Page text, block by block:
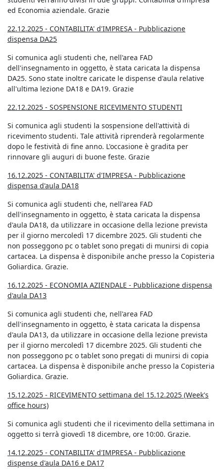
ed Economia aziendale. Grazie
22.12.2025 - CONTABILITA' d'IMPRESA - Pubblicazione
dispensa DA25
Si comunica agli studenti che, nell'area FAD
dell'insegnamento in oggetto, è stata caricata la dispensa
DA25. Sono state inoltre caricate le dispense d'aula relative
all'ultima lezione DA18 e DA19. Grazie
22.12.2025 - SOSPENSIONE RICEVIMENTO STUDENTI
Si comunica agli studenti la sospensione dell'attività di
ricevimento studenti. Tale attività riprenderà regolarmente
dopo le festività di fine anno. L'occasione è gradita per
rinnovare gli auguri di buone feste. Grazie
16.12.2025 - CONTABILITA' d'IMPRESA - Pubblicazione
dispensa d'aula DA18
Si comunica agli studenti che, nell'area FAD
dell'insegnamento in oggetto, è stata caricata la dispensa
d'aula DA18, da utilizzare in occasione della lezione prevista
per il giorno mercoledì 17 dicembre 2025. Gli studenti che
non posseggono pc o tablet sono pregati di munirsi di copia
cartacea. La dispensa è disponibile anche presso la Copisteria
Goliardica. Grazie.
16.12.2025 - ECONOMIA AZIENDALE - Pubblicazione dispensa
d'aula DA13
Si comunica agli studenti che, nell'area FAD
dell'insegnamento in oggetto, è stata caricata la dispensa
d'aula DA13, da utilizzare in occasione della lezione prevista
per il giorno mercoledì 17 dicembre 2025. Gli studenti che
non posseggono pc o tablet sono pregati di munirsi di copia
cartacea. La dispensa è disponibile anche presso la Copisteria
Goliardica. Grazie.
15.12.2025 - RICEVIMENTO settimana del 15.12.2025 (Week's
office hours)
Si comunica agli studenti che il ricevimento della settimana in
oggetto si terrà giovedì 18 dicembre, ore 10:00. Grazie.
14.12.2025 - CONTABILITA' d'IMPRESA - Pubblicazione
dispense d'aula DA16 e DA17